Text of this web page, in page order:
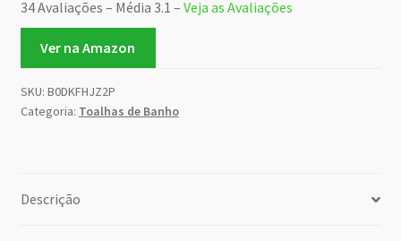
34 Avaliações – Média 3.1 – Veja as Avaliações
Ver na Amazon
SKU: B0DKFHJZ2P
Categoria: Toalhas de Banho
Descrição